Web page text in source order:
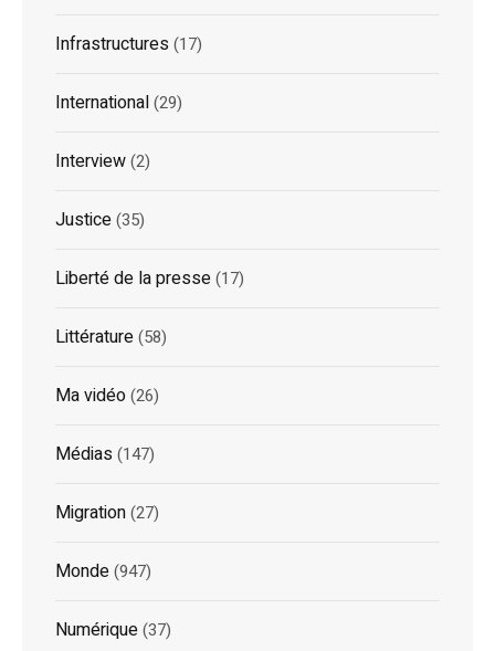
Infrastructures(17)
International(29)
Interview(2)
Justice(35)
Liberté de la presse(17)
Littérature(58)
Ma vidéo(26)
Médias(147)
Migration(27)
Monde(947)
Numérique(37)